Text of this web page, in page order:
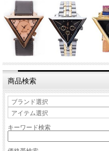
商品検索
キーワード検索